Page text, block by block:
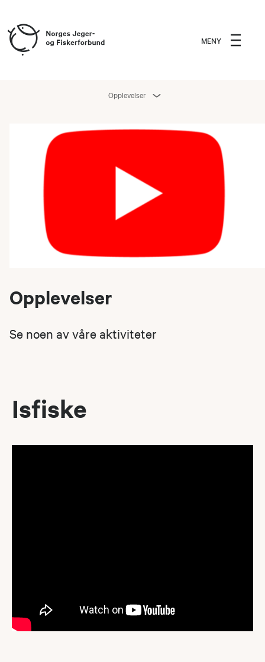
MENY
Opplevelser
Opplevelser
Se noen av våre aktiviteter
Isfiske